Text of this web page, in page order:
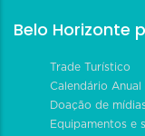
Belo Horizonte
Trade Turístico
Calendário
Doação de
Equipamentos e